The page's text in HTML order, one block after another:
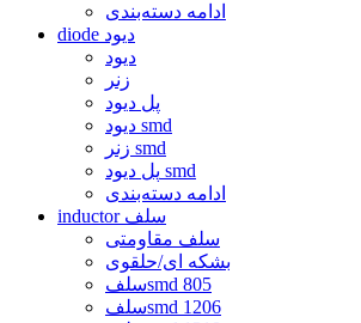
ادامه دسته‌بندی
diode دیود
دیود
زنر
پل دیود
دیود smd
زنر smd
پل دیود smd
ادامه دسته‌بندی
inductor سلف
سلف مقاومتی
بشکه ای/حلقوی
سلفsmd 805
سلفsmd 1206